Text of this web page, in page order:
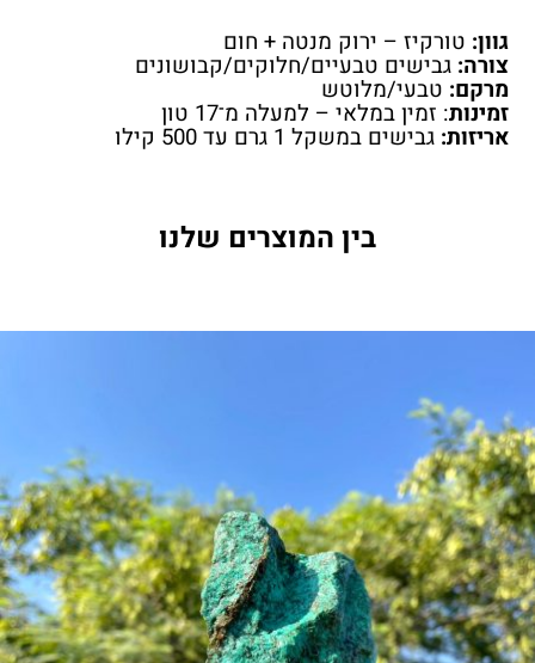
גוון: טורקיז – ירוק מנטה + חום
צורה: גבישים טבעיים/חלוקים/קבושונים
מרקם: טבעי/מלוטש
זמינות: זמין במלאי – למעלה מ־17 טון
אריזות: גבישים במשקל 1 גרם עד 500 קילו
בין המוצרים שלנו